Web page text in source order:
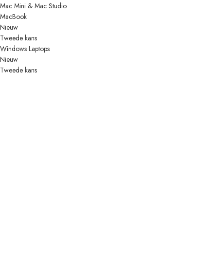
Mac Mini & Mac Studio
MacBook
Nieuw
Tweede kans
Windows Laptops
Nieuw
Tweede kans